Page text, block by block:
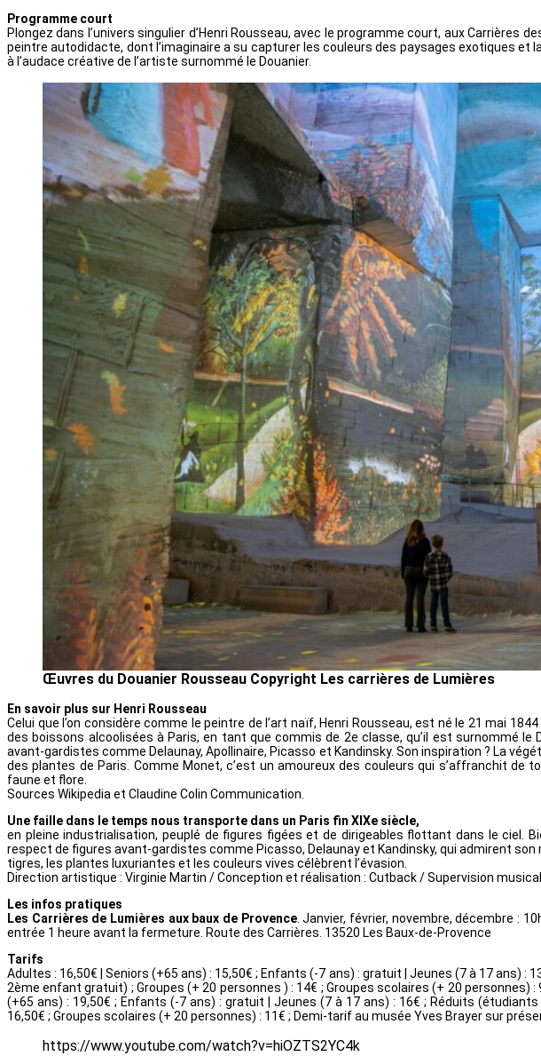
Programme court
Plongez dans l’univers singulier d’Henri Rousseau, avec le programme court, aux
peintre autodidacte, dont l’imaginaire a su capturer les couleurs des paysages exotiques et
à l’audace créative de l’artiste surnommé le Douanier.
Œuvres du Douanier Rousseau Copyright Les carrières de Lumières
En savoir plus sur Henri Rousseau
Celui que l’on considère comme le peintre de l’art naïf, Henri Rousseau, est né le 21 mai
des boissons alcoolisées à Paris, en tant que commis de 2e classe, qu’il est surnommé
avant-gardistes comme Delaunay, Apollinaire, Picasso et Kandinsky. Son inspiration ? La
des plantes de Paris. Comme Monet, c’est un amoureux des couleurs qui s’affranchit
faune et flore.
Sources Wikipedia et Claudine Colin Communication.
Une faille dans le temps nous transporte dans un Paris fin XIXe siècle,
en pleine industrialisation, peuplé de figures figées et de dirigeables flottant dans le ciel.
respect de figures avant-gardistes comme Picasso, Delaunay et Kandinsky, qui admirent
tigres, les plantes luxuriantes et les couleurs vives célèbrent l’évasion.
Direction artistique : Virginie Martin / Conception et réalisation : Cutback / Supervision
Les infos pratiques
Les Carrières de Lumières aux baux de Provence. Janvier, février, novembre, décembre :
entrée 1 heure avant la fermeture. Route des Carrières. 13520 Les Baux-de-Provence
Tarifs
Adultes : 16,50€ | Seniors (+65 ans) : 15,50€ ; Enfants (-7 ans) : gratuit | Jeunes (7 à 17 ans)
2ème enfant gratuit) ; Groupes (+ 20 personnes ) : 14€ ; Groupes scolaires (+ 20 personnes)
(+65 ans) : 19,50€ ; Enfants (-7 ans) : gratuit | Jeunes (7 à 17 ans) : 16€ ; Réduits
16,50€ ; Groupes scolaires (+ 20 personnes) : 11€ ; Demi-tarif au musée Yves Brayer sur
https://www.youtube.com/watch?v=hiOZTS2YC4k